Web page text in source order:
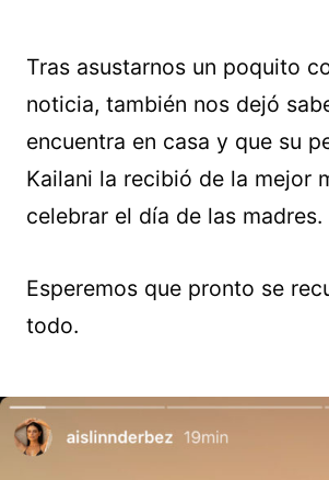
Tras asustarnos un poquito
noticia, también nos dejó
encuentra en casa y que su
Kailani la recibió de la mejor
celebrar el día de las madres.
Esperemos que pronto se
todo.